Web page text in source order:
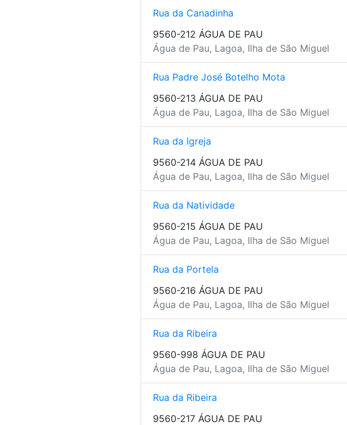
Rua da Canadinha
9560-212 ÁGUA DE PAU
Água de Pau, Lagoa, Ilha de São Miguel
Rua Padre José Botelho Mota
9560-213 ÁGUA DE PAU
Água de Pau, Lagoa, Ilha de São Miguel
Rua da Igreja
9560-214 ÁGUA DE PAU
Água de Pau, Lagoa, Ilha de São Miguel
Rua da Natividade
9560-215 ÁGUA DE PAU
Água de Pau, Lagoa, Ilha de São Miguel
Rua da Portela
9560-216 ÁGUA DE PAU
Água de Pau, Lagoa, Ilha de São Miguel
Rua da Ribeira
9560-998 ÁGUA DE PAU
Água de Pau, Lagoa, Ilha de São Miguel
Rua da Ribeira
9560-217 ÁGUA DE PAU